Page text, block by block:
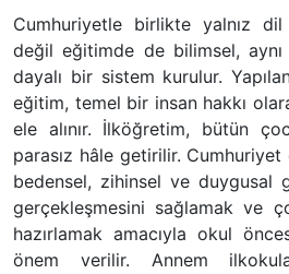
Cumhuriyetle birlikte yalnız
değil eğitimde de bilimsel, aynı
dayalı bir sistem kurulur.
eğitim, temel bir insan hakkı
ele alınır. İlköğretim, bütün
parasız hâle getirilir.
bedensel, zihinsel ve duygusal
gerçekleşmesini sağlamak ve
hazırlamak amacıyla okul
önem verilir. Annem